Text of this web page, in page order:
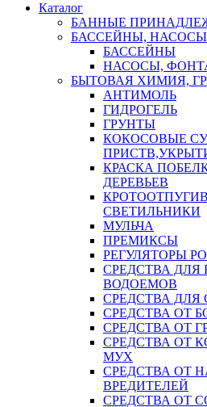
Каталог
БАННЫЕ
БАССЕЙНЫ, НАСОСЫ
БАССЕЙНЫ
НАСОСЫ,
БЫТОВАЯ ХИМИЯ,
АНТИМОЛЬ
ГИДРОГЕЛЬ
ГРУНТЫ
КОКОСОВЫЕ
КРАСКА
ДЕРЕВЬЕВ
СВЕТИЛЬНИКИ
МУЛЬЧА
ПРЕМИКСЫ
РЕГУЛЯТОРЫ
СРЕДСТВА ДЛЯ
ВОДОЕМОВ
СРЕДСТВА ДЛЯ
СРЕДСТВА ОТ
СРЕДСТВА ОТ
СРЕДСТВА ОТ
МУХ
СРЕДСТВА ОТ
ВРЕДИТЕЛЕЙ
СРЕДСТВА ОТ